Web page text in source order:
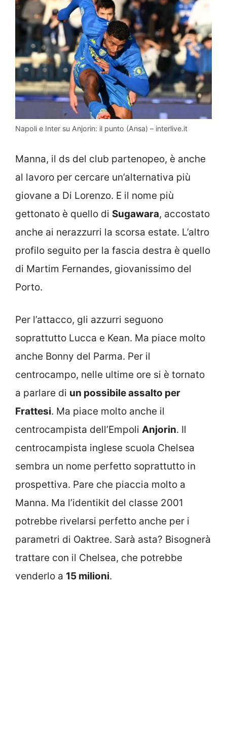
Napoli e Inter su Anjorin: il punto (Ansa) – interlive.it
Manna, il ds del club partenopeo, è anche
al lavoro per cercare un’alternativa più
giovane a Di Lorenzo. E il nome più
gettonato è quello di Sugawara, accostato
anche ai nerazzurri la scorsa estate. L’altro
profilo seguito per la fascia destra è quello
di Martim Fernandes, giovanissimo del
Porto.
Per l’attacco, gli azzurri seguono
soprattutto Lucca e Kean. Ma piace molto
anche Bonny del Parma. Per il
centrocampo, nelle ultime ore si è tornato
a parlare di un possibile assalto per
Frattesi. Ma piace molto anche il
centrocampista dell’Empoli Anjorin. Il
centrocampista inglese scuola Chelsea
sembra un nome perfetto soprattutto in
prospettiva. Pare che piaccia molto a
Manna. Ma l’identikit del classe 2001
potrebbe rivelarsi perfetto anche per i
parametri di Oaktree. Sarà asta? Bisognerà
trattare con il Chelsea, che potrebbe
venderlo a 15 milioni.